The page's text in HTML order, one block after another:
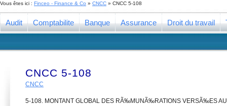
Vous êtes ici : Finceo - Finance & Co » CNCC » CNCC 5-108
Audit Comptabilite Banque Assurance Droit du travail
CNCC 5-108
CNCC
5-108. MONTANT GLOBAL DES RÃ‰MUNÃ‰RATIONS VERSÃ‰ES